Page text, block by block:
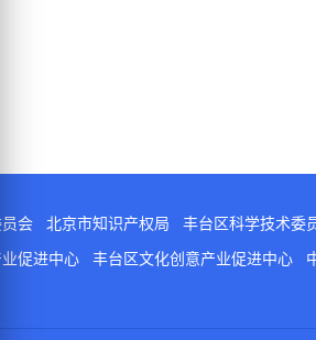
会 北京市知识产权局 丰台区科学技术委
促进中心 丰台区文化创意产业促进中心